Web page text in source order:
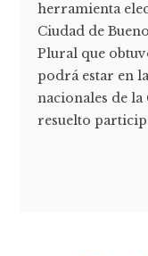
herramienta
Ciudad de
Plural que
podrá estar en
nacionales de la
resuelto